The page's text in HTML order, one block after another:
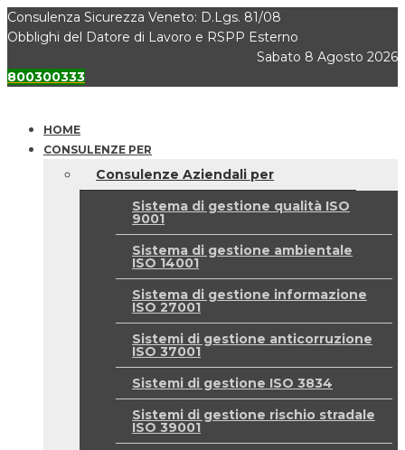
Consulenza Sicurezza Veneto: D.Lgs. 81/08
Obblighi del Datore di Lavoro e RSPP Esterno
Sabato 8 Agosto 2026
800300333
HOME
CONSULENZE PER
Consulenze Aziendali per
Sistema di gestione qualità ISO
9001
Sistema di gestione ambientale
ISO 14001
Sistema di gestione informazione
ISO 27001
Sistemi di gestione anticorruzione
ISO 37001
Sistemi di gestione ISO 3834
Sistemi di gestione rischio stradale
ISO 39001